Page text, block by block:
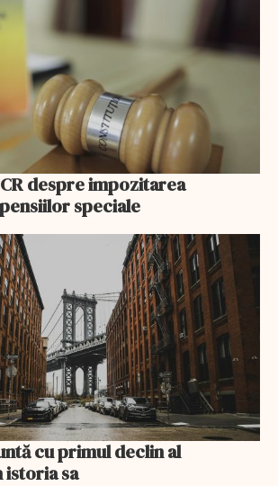
despre impozitarea
speciale
cu primul declin al
sa